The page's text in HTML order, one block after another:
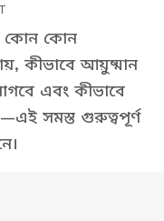
কোন কোন
কীভাবে আয়ুষ্মান
এবং কীভাবে
সমস্ত গুরুত্বপূর্ণ